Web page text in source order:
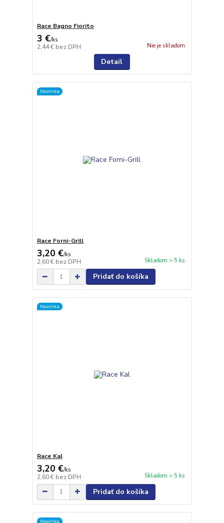
Race Bagno Fiorito
3 €/ks
2,44 € bez DPH Nie je skladom
Detail
Novinka
Race Forni-Grill
3,20 €/ks
2,60 € bez DPH Skladom > 5 ks
Pridať do košíka
Novinka
Race Kal
3,20 €/ks
2,60 € bez DPH Skladom > 5 ks
Pridať do košíka
Novinka